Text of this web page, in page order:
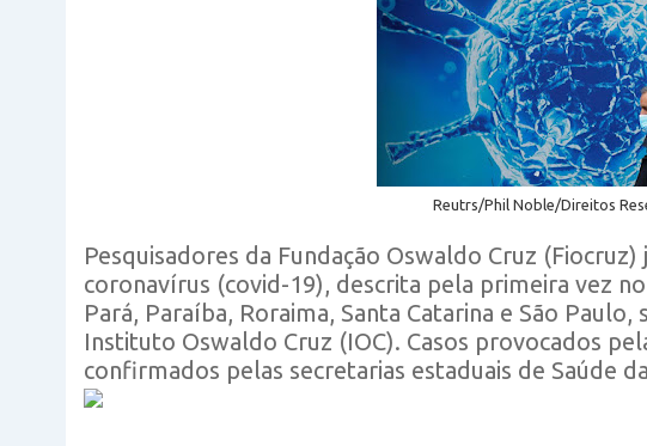
Reutrs/Phil Noble/Direitos
Pesquisadores da Fundação Oswaldo Cruz
coronavírus (covid-19), descrita pela primeira vez
Pará, Paraíba, Roraima, Santa Catarina e São
Instituto Oswaldo Cruz (IOC). Casos provocados
confirmados pelas secretarias estaduais de Saúde